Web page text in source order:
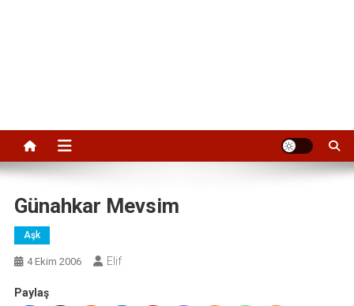
Günahkar Mevsim
Aşk
4 Ekim 2006 Elif
Paylaş